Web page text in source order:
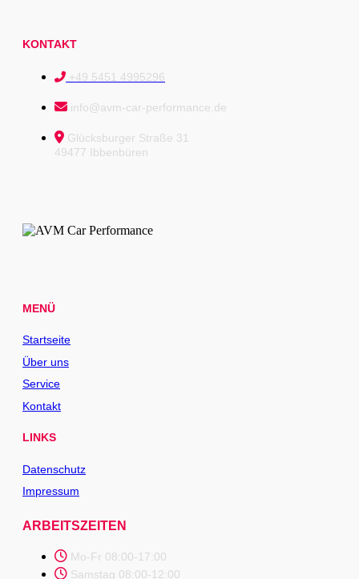
KONTAKT
+49 5451 4995296
info@avm-car-performance.de
Glücksburger Straße 31
49477 Ibbenbüren
MENÜ
Startseite
Über uns
Service
Kontakt
LINKS
Datenschutz
Impressum
ARBEITSZEITEN
Mo-Fr 08:00-17:00
Samstag 08:00-12:00